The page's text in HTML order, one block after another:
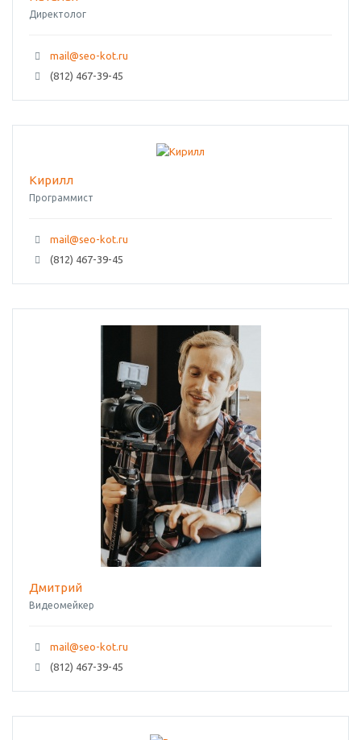
Директолог
mail@seo-kot.ru
(812) 467-39-45
Кирилл
Программист
mail@seo-kot.ru
(812) 467-39-45
Дмитрий
Видеомейкер
mail@seo-kot.ru
(812) 467-39-45